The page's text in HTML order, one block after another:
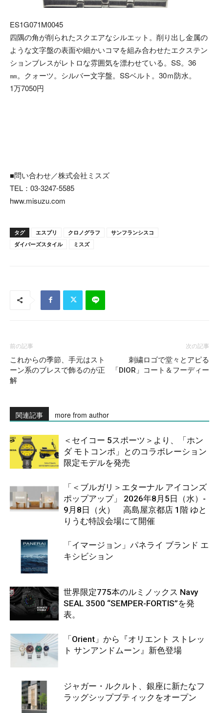
ES1G071M0045
四隅の角が削られたスクエアなシルエット。削り出し金属の
ような文字盤の表面や細かいコマを組み合わせたエクステン
ションブレスがレトロな雰囲気を漂わせている。SS。36
㎜。クォーツ。シルバー文字盤。SSベルト。30ｍ防水。
1万7050円
■問い合わせ／株式会社ミスズ
TEL：03-3247-5585
hww.misuzu.com
タグ エスプリ クロノグラフ
サンフランシスコ
ダイバーズスタイル
ミスズ
前の記事
これからの季節、手元はスト
ーン系のブレスで飾るのが正
解
次の記事
刺繍ロゴで堂々とアピる
「DIOR」コート＆フーディー
関連記事 more from author
＜セイコー 5スポーツ＞より、「ホン
ダ モトコンポ」とのコラボレーション
限定モデルを発売
「＜ブルガリ＞エターナル アイコンズ
ポップアップ」 2026年8月5日（水）-
9月8日（火） 高島屋京都店 1階 ゆと
りうむ特設会場にて開催
「イマージョン」パネライ ブランド エ
キシビション
世界限定775本のルミノックス Navy
SEAL 3500 “SEMPER-FORTIS”を発
表。
「Orient」から『オリエント ストレッ
ト サンアンドムーン』新色登場
ジャガー・ルクルト、銀座に新たなフ
ラッグシップブティックをオープン